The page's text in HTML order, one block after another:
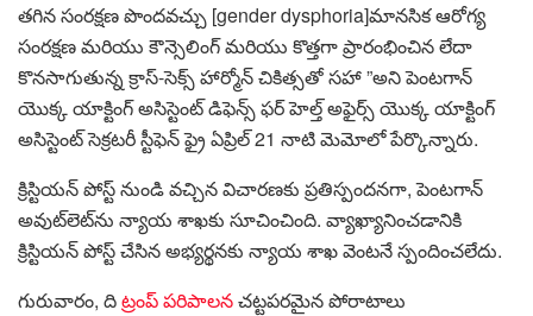
తగిన సంరక్షణ పొందవచ్చు [gender dysphoria]మానసిక ఆరోగ్య
సంరక్షణ మరియు కౌన్సెలింగ్ మరియు కొత్తగా ప్రారంభించిన లేదా
కొనసాగుతున్న క్రాస్-సెక్స్ హార్మోన్ చికిత్సతో సహా ”అని పెంటగాన్
యొక్క యాక్టింగ్ అసిస్టెంట్ డిఫెన్స్ ఫర్ హెల్త్ అఫైర్స్ యొక్క యాక్టింగ్
అసిస్టెంట్ సెక్రటరీ స్టీఫెన్ ఫ్రై ఏప్రిల్ 21 నాటి మెమోలో పేర్కొన్నారు.
క్రిస్టియన్ పోస్ట్ నుండి వచ్చిన విచారణకు ప్రతిస్పందనగా, పెంటగాన్
అవుట్‌లెట్‌ను న్యాయ శాఖకు సూచించింది. వ్యాఖ్యానించడానికి
క్రిస్టియన్ పోస్ట్ చేసిన అభ్యర్థనకు న్యాయ శాఖ వెంటనే స్పందించలేదు.
గురువారం, దిట్రంప్ పరిపాలనచట్టపరమైన పోరాటాలు